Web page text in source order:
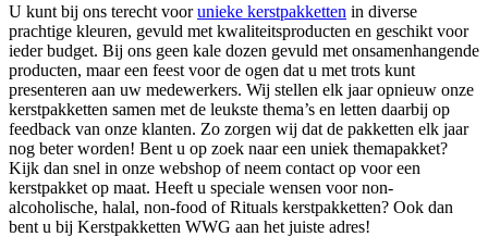
U kunt bij ons terecht voorunieke kerstpakketten in diverse
prachtige kleuren, gevuld met kwaliteitsproducten en geschikt voor
ieder budget. Bij ons geen kale dozen gevuld met onsamenhangende
producten, maar een feest voor de ogen dat u met trots kunt
presenteren aan uw medewerkers. Wij stellen elk jaar opnieuw onze
kerstpakketten samen met de leukste thema’s en letten daarbij op
feedback van onze klanten. Zo zorgen wij dat de pakketten elk jaar
nog beter worden! Bent u op zoek naar een uniek themapakket?
Kijk dan snel in onze webshop of neem contact op voor een
kerstpakket op maat. Heeft u speciale wensen voor non-
alcoholische, halal, non-food of Rituals kerstpakketten? Ook dan
bent u bij Kerstpakketten WWG aan het juiste adres!